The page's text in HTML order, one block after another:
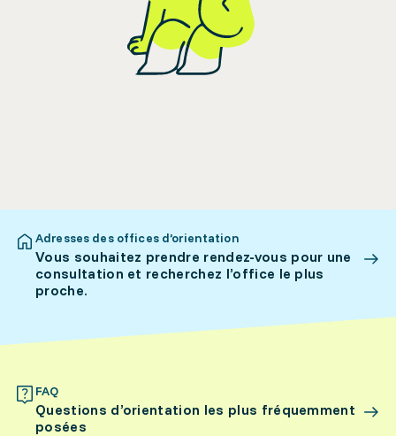
Adresses des offices d’orientation
Vous souhaitez prendre rendez-vous pour une
consultation et recherchez l’office le plus
proche.
FAQ
Questions d’orientation les plus fréquemment
posées